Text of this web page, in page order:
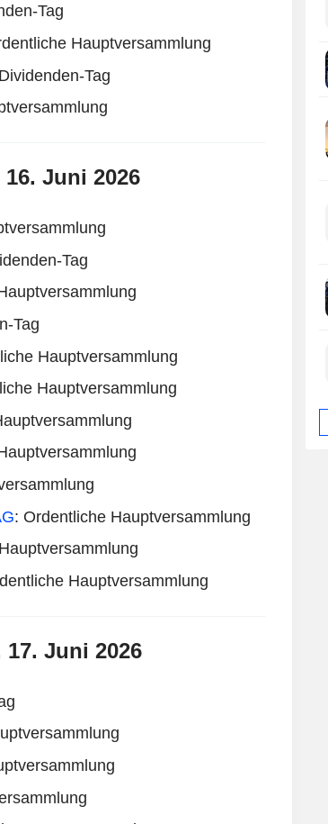
Tag
Hauptversammlung
Tag
Juni 2026
Tag
Tag
Hauptversammlung
Hauptversammlung
: Ordentliche Hauptversammlung
Hauptversammlung
Juni 2026